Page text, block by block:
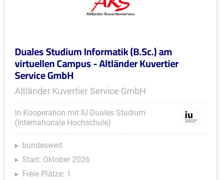
Duales Studium Informatik (B.Sc.) am
virtuellen Campus - Altländer Kuvertier
Service GmbH
Altländer Kuvertier Service GmbH
In Kooperation mit IU Duales Studium
(Internationale Hochschule)
bundesweit
Start: Oktober 2026
Freie Plätze: 1